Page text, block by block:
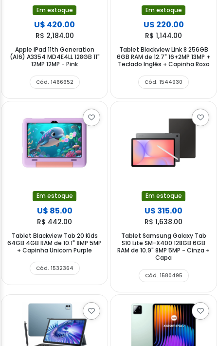
Em estoque
U$ 420.00
R$ 2,184.00
Apple iPad 11th Generation
(A16) A3354 MD4E4LL 128GB 11"
12MP 12MP - Pink
Cód. 1466652
Em estoque
U$ 220.00
R$ 1,144.00
Tablet Blackview Link 8 256GB
6GB RAM de 12.7" 16+2MP 13MP +
Teclado Inglês + Capinha Roxo
Cód. 1544930
Em estoque
U$ 85.00
R$ 442.00
Tablet Blackview Tab 20 Kids
64GB 4GB RAM de 10.1" 8MP 5MP
+ Capinha Unicorn Purple
Cód. 1532364
Em estoque
U$ 315.00
R$ 1,638.00
Tablet Samsung Galaxy Tab
S10 Lite SM-X400 128GB 6GB
RAM de 10.9" 8MP 5MP - Cinza +
Capa
Cód. 1580495